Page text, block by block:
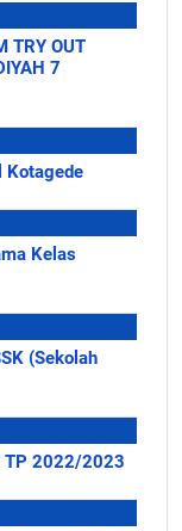
TRY OUT
7
Kotagede
Kelas
(Sekolah
TP 2022/2023